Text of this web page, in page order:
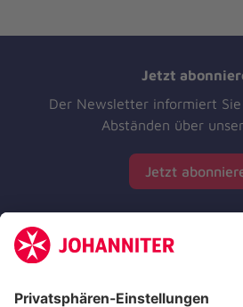
Jetzt
Der Newsletter informiert
Abständen über
Jetzt
Zertifizierung der